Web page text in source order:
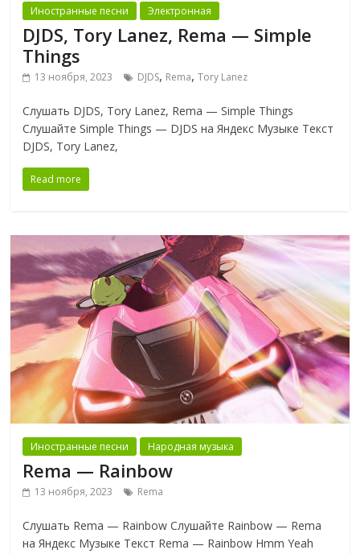
Иностранные песни Электронная
DJDS, Tory Lanez, Rema — Simple
Things
13 ноября, 2023 DJDS, Rema,Tory Lanez
Слушать DJDS, Tory Lanez, Rema — Simple Things
Слушайте Simple Things — DJDS на Яндекс Музыке Текст
DJDS, Tory Lanez,
Read more
Иностранные песни Народная музыка
Rema — Rainbow
13 ноября, 2023 Rema
Слушать Rema — Rainbow Слушайте Rainbow — Rema
на Яндекс Музыке Текст Rema — Rainbow Hmm Yeah